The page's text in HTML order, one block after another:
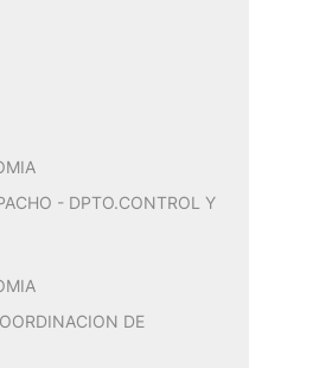
- DPTO.CONTROL Y
DE